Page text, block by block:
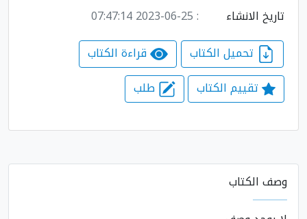
تاريخ الانشاء
: 2023-06-25 07:47:14
قراءة الكتاب
تقييم الكتاب
طلب
وصف الكتاب